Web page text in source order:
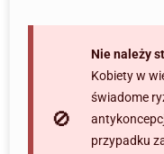
Nie należy
Kobiety w
świadome
przypadku